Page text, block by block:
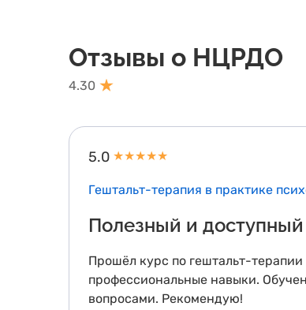
Отзывы о НЦРДО
4.30
5.0 ★★★★★
Гештальт-терапия в практике
Полезный и
Прошёл курс по гештальт-
профессиональные навыки.
вопросами. Рекомендую!